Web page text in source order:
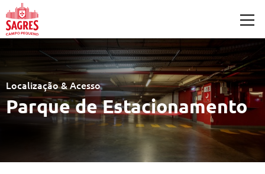
Saltar para o conteúdo principal
Localização & Acesso
Parque de Estacionamento